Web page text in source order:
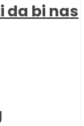
da bi nas